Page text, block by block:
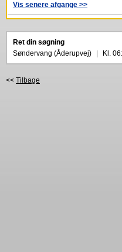
Vis senere afgange >>
Ret din søgning
Søndervang (Åderupvej)
Kl.
<< Tilbage